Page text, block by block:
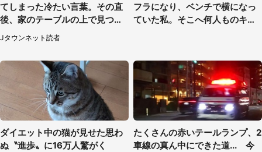
てしまった冷たい言葉。その直
後、家のテーブルの上で見つけ
たものは（福岡県・30代女性）
Jタウンネット読者
フラになり、ベンチで横になっ
ていた私。そこへ何人ものキャ
ダイエット中の猫が見せた思わ
ぬ〝進歩〟に16万人驚がく
たくさんの赤いテールランプ、2
車線の真ん中にできた道... 今